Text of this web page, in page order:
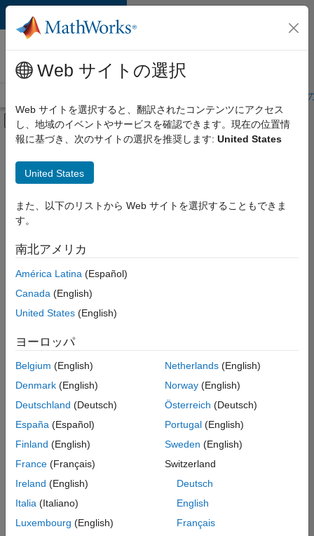
コンテンツへスキップ
MathWorks 採用
情報
学生・キャリア初期
オフキャンバス ナビゲーション メ
メインコンテンツ
絞り込み条件
カスタマー サポート
教育機関向けセールス
セールス オペレーション
法務
現
こ
の
索
件
一
致
る
求
は
あ
り
ま
せ
ん。
Web サイトの選択
Web サイトを選択すると、翻訳されたコンテンツにアクセス
し、地域のイベントやサービスを確認できます。現在の位置情
報に基づき、次のサイトの選択を推奨します: United States
United States
また、以下のリストから Web サイトを選択することもできま
す。
南北アメリカ
América Latina (Español)
Canada (English)
United States (English)
ヨーロッパ
Belgium (English)
Denmark (English)
Deutschland (Deutsch)
España (Español)
Finland (English)
France (Français)
Ireland (English)
Italia (Italiano)
Luxembourg (English)
Netherlands(English)
Norway(English)
Österreich (Deutsch)
Portugal(English)
Sweden (English)
Switzerland
Deutsch
English
Français